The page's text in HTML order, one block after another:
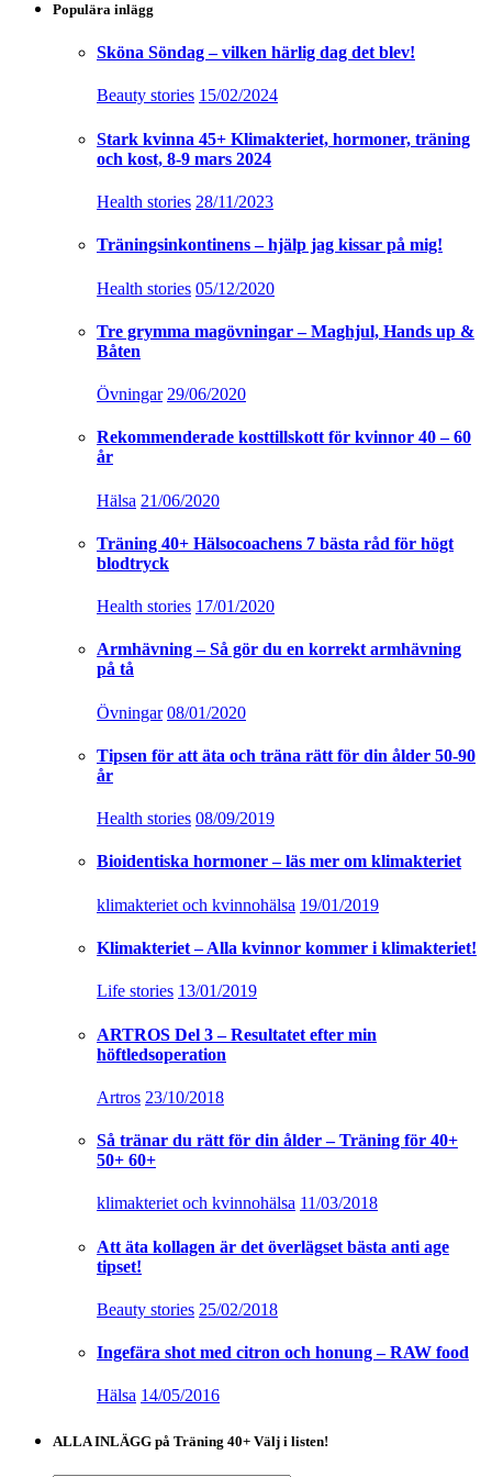
Populära inlägg
Sköna Söndag – vilken härlig dag det blev!
Beauty stories 15/02/2024
Stark kvinna 45+ Klimakteriet, hormoner, träning
och kost, 8-9 mars 2024
Health stories 28/11/2023
Träningsinkontinens – hjälp jag kissar på mig!
Health stories 05/12/2020
Tre grymma magövningar – Maghjul, Hands up &
Båten
Övningar 29/06/2020
Rekommenderade kosttillskott för kvinnor 40 – 60
år
Hälsa 21/06/2020
Träning 40+ Hälsocoachens 7 bästa råd för högt
blodtryck
Health stories 17/01/2020
Armhävning – Så gör du en korrekt armhävning
på tå
Övningar 08/01/2020
Tipsen för att äta och träna rätt för din ålder 50-90
år
Health stories 08/09/2019
Bioidentiska hormoner – läs mer om klimakteriet
klimakteriet och kvinnohälsa 19/01/2019
Klimakteriet – Alla kvinnor kommer i klimakteriet!
Life stories 13/01/2019
ARTROS Del 3 – Resultatet efter min
höftledsoperation
Artros 23/10/2018
Så tränar du rätt för din ålder – Träning för 40+
50+ 60+
klimakteriet och kvinnohälsa 11/03/2018
Att äta kollagen är det överlägset bästa anti age
tipset!
Beauty stories 25/02/2018
Ingefära shot med citron och honung – RAW food
Hälsa 14/05/2016
ALLA INLÄGG på Träning 40+ Välj i listen!